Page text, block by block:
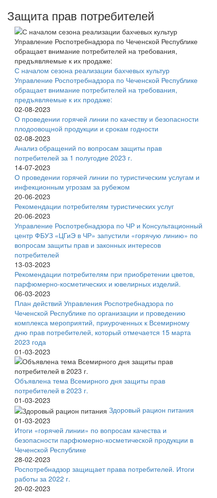
Защита прав потребителей
С началом сезона реализации бахчевых культур
Управление Роспотребнадзора по Чеченской Республике
обращает внимание потребителей на требования,
предъявляемые к их продаже:
02-08-2023
О проведении горячей линии по качеству и безопасности
плодоовощной продукции и срокам годности
02-08-2023
Анализ обращений по вопросам защиты прав
потребителей за 1 полугодие 2023 г.
14-07-2023
О проведении горячей линии по туристическим услугам и
инфекционным угрозам за рубежом
20-06-2023
Рекомендации потребителям туристических услуг
20-06-2023
Управление Роспотребнадзора по ЧР и Консультационный
центр ФБУЗ «ЦГиЭ в ЧР» запустили «горячую линию» по
вопросам защиты прав и законных интересов
потребителей
13-03-2023
Рекомендации потребителям при приобретении цветов,
парфюмерно-косметических и ювелирных изделий.
06-03-2023
План действий Управления Роспотребнадзора по
Чеченской Республике по организации и проведению
комплекса мероприятий, приуроченных к Всемирному
дню прав потребителей, который отмечается 15 марта
2023 года
01-03-2023
Объявлена тема Всемирного дня защиты прав
потребителей в 2023 г.
01-03-2023
Здоровый рацион питания
01-03-2023
Итоги «горячей линии» по вопросам качества и
безопасности парфюмерно-косметической продукции в
Чеченской Республике
28-02-2023
Роспотребнадзор защищает права потребителей. Итоги
работы за 2022 г.
20-02-2023